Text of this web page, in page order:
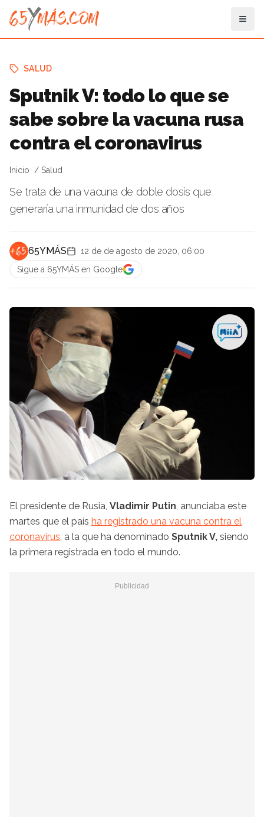
SALUD
Sputnik V: todo lo que se
sabe sobre la vacuna rusa
contra el coronavirus
Inicio Salud
Se trata de una vacuna de doble dosis que
generaría una inmunidad de dos años
65YMÁS
12 de de agosto de 2020, 06:00
Sigue a 65YMÁS en Google
El presidente de Rusia, Vladimir Putin, anunciaba este
martes que el país ha registrado una vacuna contra el
coronavirus, a la que ha denominado Sputnik V, siendo
la primera registrada en todo el mundo.